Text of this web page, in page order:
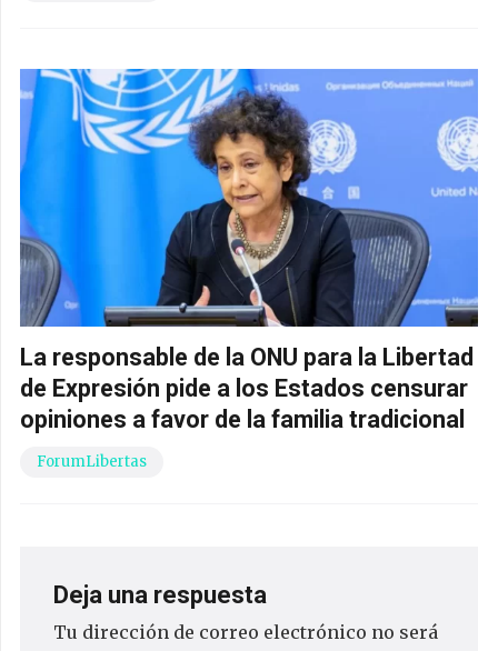
La responsable de la ONU para la Libertad
de Expresión pide a los Estados censurar
opiniones a favor de la familia tradicional
ForumLibertas
Deja una respuesta
Tu dirección de correo electrónico no será